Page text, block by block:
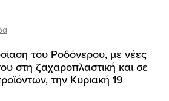
του Ροδόνερου, με νέες
στη ζαχαροπλαστική και σε
την Κυριακή 19